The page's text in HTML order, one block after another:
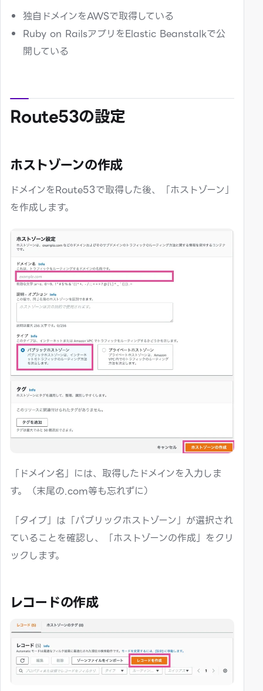
独自ドメインをAWSで取得している
Ruby on RailsアプリをElastic Beanstalkで公
開している
Route53の設定
ホストゾーンの作成
ドメインをRoute53で取得した後、「ホストゾーン」
を作成します。
「ドメイン名」には、取得したドメインを入力しま
す。（末尾の.com等も忘れずに）
「タイプ」は「パブリックホストゾーン」が選択され
ていることを確認し、「ホストゾーンの作成」をクリ
ックします。
レコードの作成